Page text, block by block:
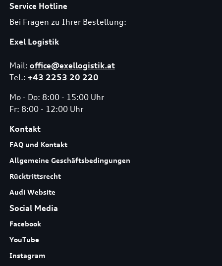
Service Hotline
Bei Fragen zu Ihrer Bestellung:
Exel Logistik
Mail: office@exellogistik.at
Tel.: +43 2253 20 220
Mo - Do: 8:00 - 15:00 Uhr
Fr: 8:00 - 12:00 Uhr
Kontakt
FAQ und Kontakt
Allgemeine Geschäftsbedingungen
Rücktrittsrecht
Audi Website
Social Media
Facebook
YouTube
Instagram